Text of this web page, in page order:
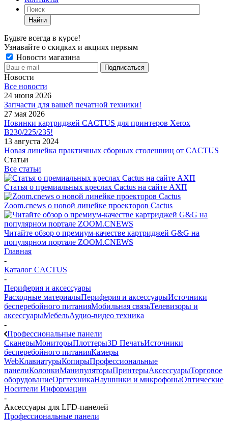
Найти
Будьте всегда в курсе!
Узнавайте о скидках и акциях первым
Новости магазина
Новости
Все новости
24 июня 2026
Запчасти для вашей печатной техники!
27 мая 2026
Новинки картриджей CACTUS для принтеров Xerox
B230/225/235!
13 августа 2024
Новая линейка практичных сборных столешниц от CACTUS
Статьи
Все статьи
Статья о премиальных креслах Cactus на сайте АХП
Zoom.cnews о новой линейке проекторов Cactus
Читайте обзор о премиум-качестве картриджей G&G на
популярном портале ZOOM.CNEWS
Главная
-
Каталог CACTUS
-
Периферия и аксессуары
Расходные материалыПериферия и аксессуарыИсточники
бесперебойного питанияМобильная связьТелевизоры и
аксессуарыМебельАудио-видео техника
-
Профессиональные панели
СканерыМониторыПлоттеры3D ПечатьИсточники
бесперебойного питанияКамеры
WebКлавиатурыКопирыПрофессиональные
панелиКолонкиМанипуляторыПринтерыАксессуарыТорговое
оборудованиеОргтехникаНаушники и микрофоныОптические
Носители Информации
-
Аксессуары для LFD-панелей
Профессиональные панели